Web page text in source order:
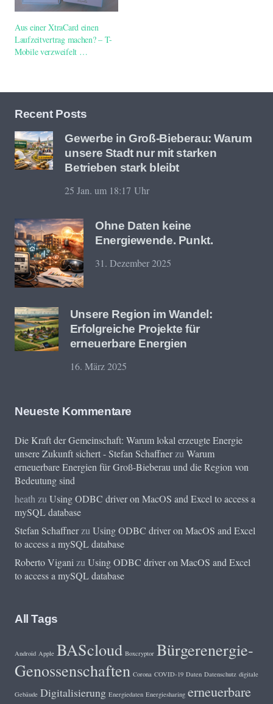
Aus einer XtraCard einen
Laufzeitvertrag machen? – T-
Mobile verzweifelt …
Recent Posts
Gewerbe in Groß-Bieberau: Warum
unsere Stadt nur mit starken
Betrieben stark bleibt
25 Jan. um 18:17 Uhr
Ohne Daten keine
Energiewende. Punkt.
31. Dezember 2025
Unsere Region im Wandel:
Erfolgreiche Projekte für
erneuerbare Energien
16. März 2025
Neueste Kommentare
Die Kraft der Gemeinschaft: Warum lokal erzeugte Energie
unsere Zukunft sichert - Stefan SchaffnerzuWarum
erneuerbare Energien für Groß-Bieberau und die Region von
Bedeutung sind
heathzuUsing ODBC driver on MacOS and Excel to access a
mySQL database
Stefan SchaffnerzuUsing ODBC driver on MacOS and Excel
to access a mySQL database
Roberto ViganizuUsing ODBC driver on MacOS and Excel
to access a mySQL database
All Tags
Android Apple BAScloud Boxcryptor Bürgerenergie-
Genossenschaften Corona COVID-19 Daten Datenschutz digitale
Gebäude Digitalisierung Energiedaten Energiesharing erneuerbare